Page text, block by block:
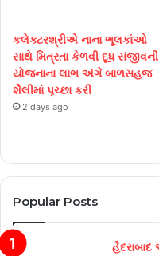
કલેક્ટરશ્રીએ નાના ભૂલકાંઓ
સાથે મિત્રતા કેળવી દૂધ સંજીવની
યોજનાના લાભ અંગે બાળસહજ
શૈલીમાં પૃચ્છા કરી
2 days ago
Popular Posts